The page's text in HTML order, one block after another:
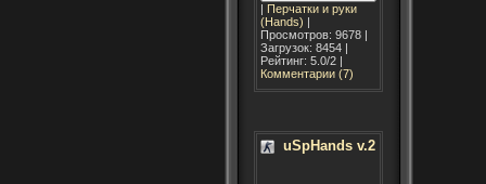
| Перчатки и руки
(Hands) |
Просмотров: 9678 |
Загрузок: 8454 |
Рейтинг: 5.0/2 |
Комментарии (7)
uSpHands v.2